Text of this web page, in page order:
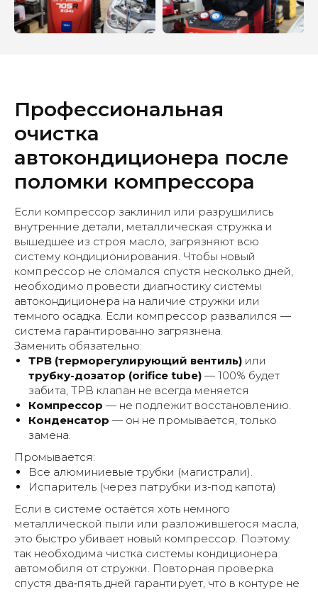
Профессиональная
очистка
автокондиционера после
поломки компрессора
Если компрессор заклинил или разрушились
внутренние детали, металлическая стружка и
вышедшее из строя масло, загрязняют всю
систему кондиционирования. Чтобы новый
компрессор не сломался спустя несколько дней,
необходимо провести диагностику системы
автокондиционера на наличие стружки или
темного осадка. Если компрессор развалился —
система гарантированно загрязнена.
Заменить обязательно:
ТРВ (терморегулирующий вентиль) или
трубку-дозатор (orifice tube) — 100% будет
забита, ТРВ клапан не всегда меняется
Компрессор — не подлежит восстановлению.
Конденсатор — он не промывается, только
замена.
Промывается:
Все алюминиевые трубки (магистрали).
Испаритель (через патрубки из-под капота)
Если в системе остаётся хоть немного
металлической пыли или разложившегося масла,
это быстро убивает новый компрессор. Поэтому
так необходима чистка системы кондиционера
автомобиля от стружки. Повторная проверка
спустя два‑пять дней гарантирует, что в контуре не
Способы оплаты
Банковская карта
Безналичный рассчет